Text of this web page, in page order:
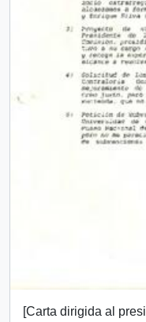
[Carta dirigida al